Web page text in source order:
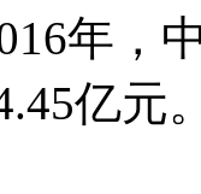
年，
亿元